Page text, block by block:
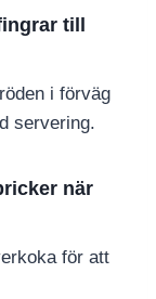
till
i förväg
servering.
när
för att